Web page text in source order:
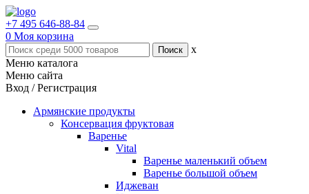
+7 495 646-88-84
0 Моя корзина
x
Меню каталога
Меню сайта
Вход / Регистрация
Армянские продукты
Консервация фруктовая
Варенье
Vital
Варенье маленький объем
Варенье большой объем
Иджеван